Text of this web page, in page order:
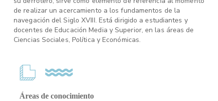
de realizar un acercamiento a los fundamentos de la
navegación del Siglo XVIII. Está dirigido a estudiantes y
docentes de Educación Media y Superior, en las áreas de
Ciencias Sociales, Política y Económicas.
Áreas de conocimiento